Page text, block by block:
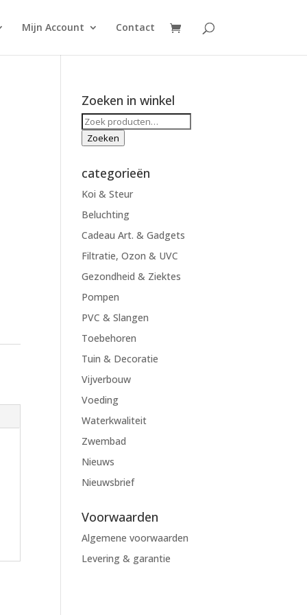
Mijn Account Contact
Zoeken in winkel
Zoeken
naar:
Zoeken
categorieën
Koi & Steur
Beluchting
Cadeau Art. & Gadgets
Filtratie, Ozon & UVC
Gezondheid & Ziektes
Pompen
PVC & Slangen
Toebehoren
Tuin & Decoratie
Vijverbouw
Voeding
Waterkwaliteit
Zwembad
Nieuws
Nieuwsbrief
Voorwaarden
Algemene voorwaarden
Levering & garantie